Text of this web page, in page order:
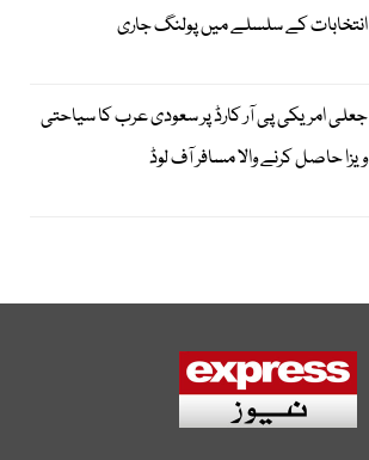
انتخابات کے سلسلے میں پولنگ جاری
جعلی امریکی پی آر کارڈ پر سعودی عرب کا سیاحتی
ویزا حاصل کرنے والا مسافر آف لوڈ